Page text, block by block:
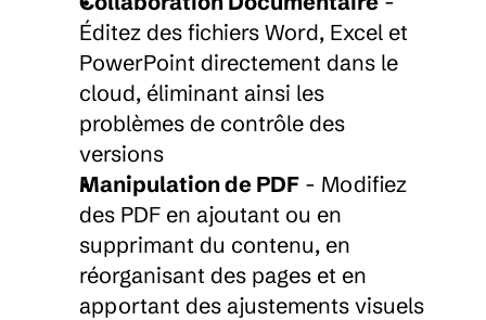
Éditez des fichiers Word, Excel et
PowerPoint directement dans le
cloud, éliminant ainsi les
problèmes de contrôle des
versions
Manipulation de PDF - Modifiez
des PDF en ajoutant ou en
supprimant du contenu, en
réorganisant des pages et en
apportant des ajustements visuels